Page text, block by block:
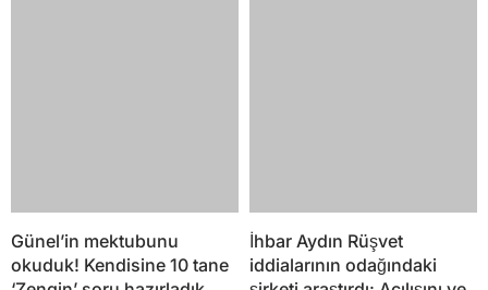
‘Zengin’ soru hazırladık..
İşte o sorular..
şirketi araştırdı: Açılışını ve
tanıtımını Günel yapmış!